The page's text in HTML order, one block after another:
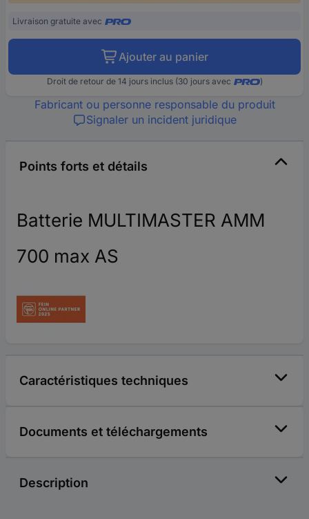
Livraison gratuite avec
Ajouter au panier
Droit de retour de 14 jours inclus (30 jours avec )
Fabricant ou personne responsable du produit
Signaler un incident juridique
Points forts et détails
Batterie MULTIMASTER AMM
700 max AS
Caractéristiques techniques
Documents et téléchargements
Description